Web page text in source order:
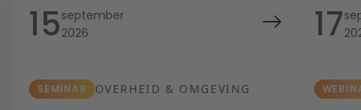
15september
2026
SEMINAR OVERHEID & OMGEVING
17